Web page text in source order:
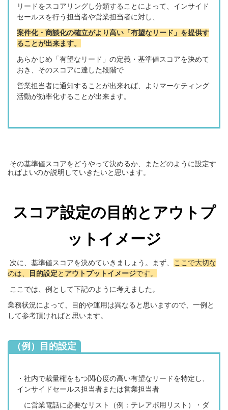
リードをスコアリングし分類することによって、インサイド
セールスを行う担当者や営業担当者に対し、
案件化・商談化の確立がより高い「有望なリード」を提供す
ることが出来ます。
あらかじめ「有望なリード」の定義・基準値スコアを決めて
おき、そのスコアに達した段階で
営業担当者に通知することが出来れば、よりマーケティング
活動が効率化することが出来ます。
その基準値スコアをどうやって決めるか、またどのように設定す
ればよいのか説明していきたいと思います。
スコア設定の目的とアウトプ
ットイメージ
次に、基準値スコアを決めていきましょう。 まず、
ここで大切な
のは、
目的設定と アウトプットイメージです。
ここでは、例として下記のように考えました。
業務状況によって、目的や運用は異なると思いますので、一例と
して参考頂ければと思います。
（例）目的設定
・社内で裁量権をもつ関心度の高い有望なリードを特定し、
インサイドセールス担当者または営業担当者
に営業電話に必要なリスト（例：テレアポ用リスト）・ダ